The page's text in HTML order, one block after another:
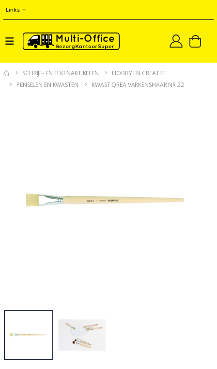
Links
SCHRIJF- EN TEKENARTIKELEN
HOBBY EN CREATIEF
PENSELEN EN KWASTEN
KWAST QREA VARKENSHAAR NR 22